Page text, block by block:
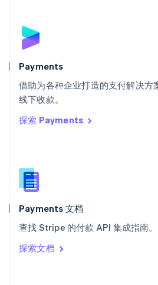
Payments
借助为各种企业打造的支付解决方
线下收款。
探索 Payments
Payments 文档
查找 Stripe 的付款 API 集成指南。
探索文档
English
斯洛文尼亚
泰国
ไทยEnglish
希腊
English
西班牙
新西兰
English
匈牙利
English
ItalianoEnglish
印度
English